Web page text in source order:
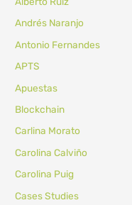
Andrés Naranjo
Antonio Fernandes
APTS
Apuestas
Blockchain
Carlina Morato
Carolina Calviño
Carolina Puig
Cases Studies